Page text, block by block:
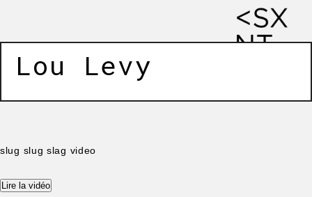
Lou Levy
slug slug slag video
Lire la vidéo